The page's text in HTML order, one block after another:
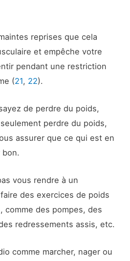
reprises que cela
et empêche votre
pendant une restriction
(21, 22).
de perdre du poids,
perdre du poids,
assurer que ce qui est en
bon.
vous rendre à un
des exercices de poids
comme des pompes, des
redressements assis, etc.
comme marcher, nager ou